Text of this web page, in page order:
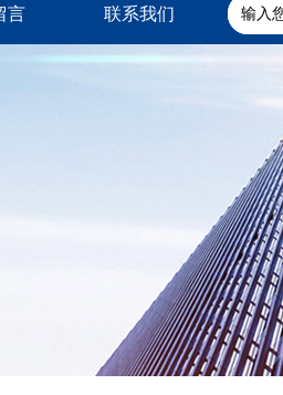
言 联系我们